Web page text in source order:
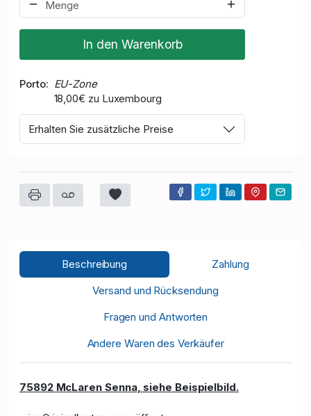
In den Warenkorb
Porto
EU-Zone
18,00€ zu Luxembourg
Erhalten Sie zusätzliche Preise
Beschreibung
Zahlung
Versand und Rücksendung
Fragen und Antworten
Andere Waren des Verkäufer
75892 McLaren Senna, siehe Beispielbild.